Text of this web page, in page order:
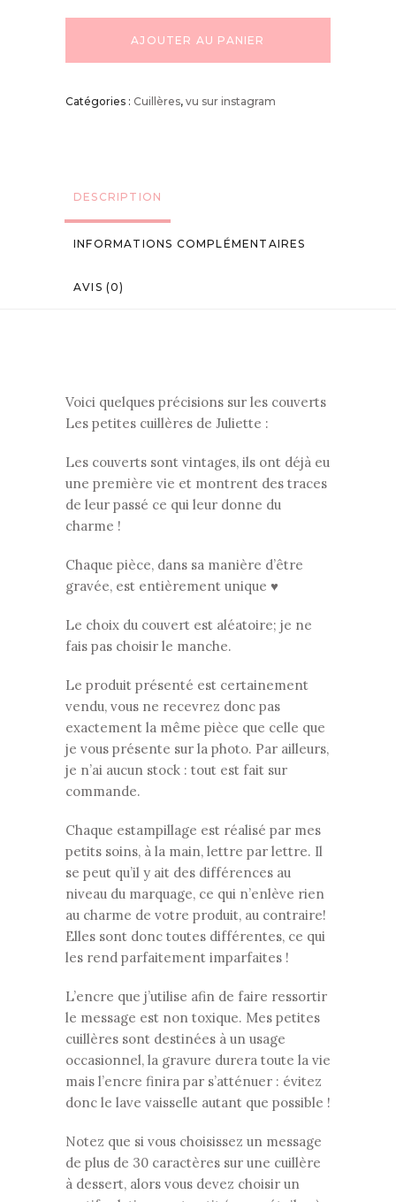
AJOUTER AU PANIER
Catégories : Cuillères, vu sur instagram
DESCRIPTION
INFORMATIONS COMPLÉMENTAIRES
AVIS (0)
Voici quelques précisions sur les couverts
Les petites cuillères de Juliette :
Les couverts sont vintages, ils ont déjà eu
une première vie et montrent des traces
de leur passé ce qui leur donne du
charme !
Chaque pièce, dans sa manière d’être
gravée, est entièrement unique ♥
Le choix du couvert est aléatoire; je ne
fais pas choisir le manche.
Le produit présenté est certainement
vendu, vous ne recevrez donc pas
exactement la même pièce que celle que
je vous présente sur la photo. Par ailleurs,
je n’ai aucun stock : tout est fait sur
commande.
Chaque estampillage est réalisé par mes
petits soins, à la main, lettre par lettre. Il
se peut qu’il y ait des différences au
niveau du marquage, ce qui n’enlève rien
au charme de votre produit, au contraire!
Elles sont donc toutes différentes, ce qui
les rend parfaitement imparfaites !
L’encre que j’utilise afin de faire ressortir
le message est non toxique. Mes petites
cuillères sont destinées à un usage
occasionnel, la gravure durera toute la vie
mais l’encre finira par s’atténuer : évitez
donc le lave vaisselle autant que possible !
Notez que si vous choisissez un message
de plus de 30 caractères sur une cuillère
à dessert, alors vous devez choisir un